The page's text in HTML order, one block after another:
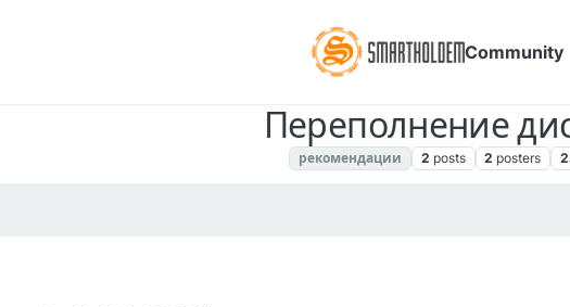
Community
Переполнение
рекомендации 2 posts 2 posters